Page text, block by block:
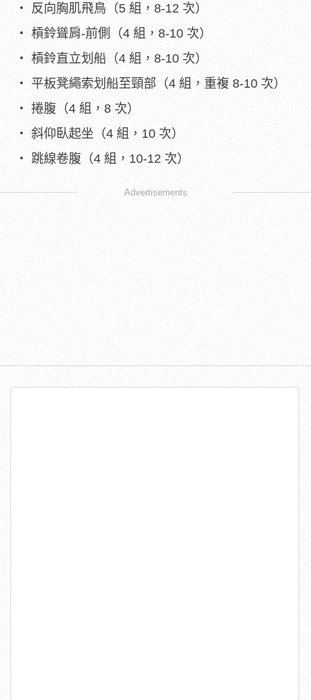
反向胸肌飛鳥（5 組，8-12 次）
槓鈴聳肩-前側（4 組，8-10 次）
槓鈴直立划船（4 組，8-10 次）
平板凳繩索划船至頸部（4 組，重複 8-10 次）
捲腹（4 組，8 次）
斜仰臥起坐（4 組，10 次）
跳線卷腹（4 組，10-12 次）
Advertisements